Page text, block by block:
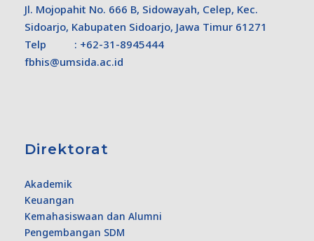
Jl. Mojopahit No. 666 B, Sidowayah, Celep, Kec.
Sidoarjo, Kabupaten Sidoarjo, Jawa Timur 61271
Telp : +62-31-8945444
fbhis@umsida.ac.id
Direktorat
Akademik
Keuangan
Kemahasiswaan dan Alumni
Pengembangan SDM